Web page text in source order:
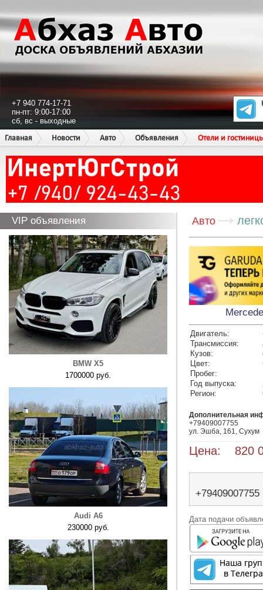
+7 940 774-17-71
пн-пт: 9:00-17:00
сб, вс - выходные
Главная
Новости Авто Объявления Отели и
VIP объявления
BMW X5
1700000 руб.
Audi A6
230000 руб.
Авто
Двигатель:
Трансмиссия:
Кузов:
Цвет:
Пробег:
Год выпуска:
Регион:
Дополнительная
+79409007755
ул. Эшба, 161, Сухум
Цена: 820
+79409007755
Дата подачи